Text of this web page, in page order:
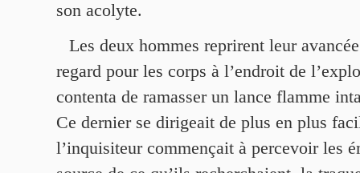
son acolyte.
Les deux hommes reprirent leur
regard pour les corps à l’endroit de
contenta de ramasser un lance flamme
Ce dernier se dirigeait de plus en plus
l’inquisiteur commençait à percevoir les